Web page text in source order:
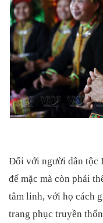
Đối với người dân tộc
để mặc mà còn phải
tâm linh, với họ cách
trang phục truyền